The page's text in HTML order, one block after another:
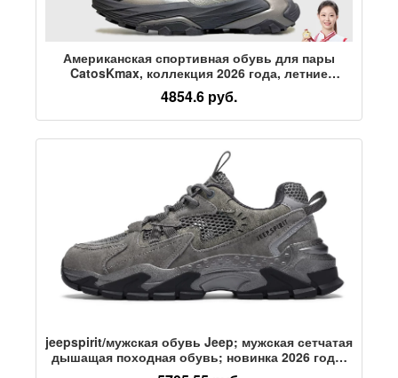
Американская спортивная обувь для пары
CatosKmax, коллекция 2026 года, летние
дышащие нескользящие уличные кроссовки с
амортизацией на толстой подошве для мужчин
4854.6 руб.
jeepspirit/мужская обувь Jeep; мужская сетчатая
дышащая походная обувь; новинка 2026 года;
мужская повседневная обувь для папы;